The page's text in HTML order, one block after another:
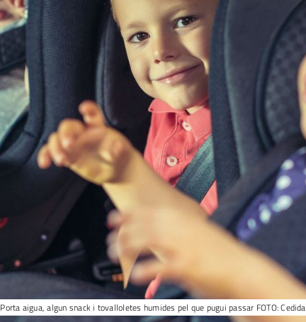
Porta aigua, algun snack i tovalloletes humides pel que pugui passar FOTO: Cedida